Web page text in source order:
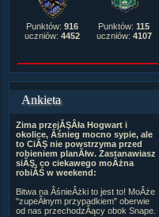
Punktów: 916
uczniów: 4452
Punktów: 115
uczniów: 4107
Ankieta
Zima przejĂŞÂła Hogwart i
okolice, Âśnieg mocno sypie, ale
to CiĂŞ nie powstrzyma przed
robieniem planĂłw. Zastanawiasz
siĂŞ, co ciekawego moÂżna
robiĂŚ w weekend:
Bitwa na ÂśnieÂżki to jest to! MoÂże
"zupeÂłnym przypadkiem" oberwie
od nas przechodzÂący obok Snape.